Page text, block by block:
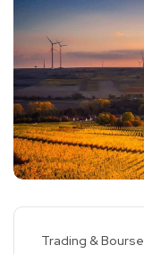
Trading & Bourse